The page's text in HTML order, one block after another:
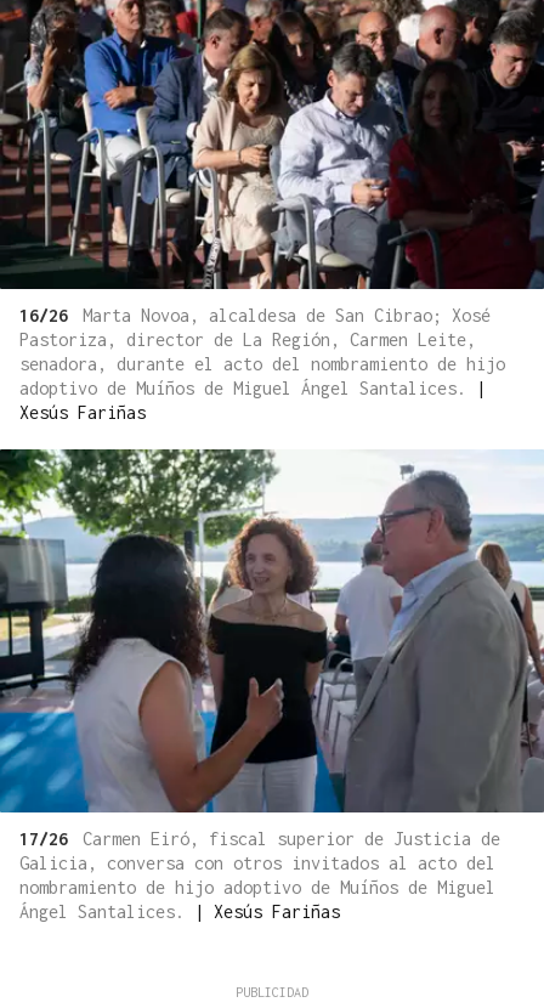
16/26
Marta Novoa, alcaldesa de San Cibrao; Xosé
Pastoriza, director de La Región, Carmen Leite,
senadora, durante el acto del nombramiento de hijo
adoptivo de Muíños de Miguel Ángel Santalices.
|
Xesús Fariñas
17/26
Carmen Eiró, fiscal superior de Justicia de
Galicia, conversa con otros invitados al acto del
nombramiento de hijo adoptivo de Muíños de Miguel
Ángel Santalices.
| Xesús Fariñas